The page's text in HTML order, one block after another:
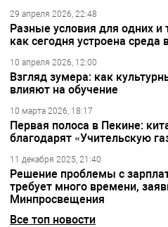
29 апреля 2026, 22:48
Разные условия для одних и
как сегодня устроена среда
10 апреля 2026, 12:00
Взгляд зумера: как
влияют на обучение
10 марта 2026, 18:17
Первая полоса в Пекине:
благодарят «Учительскую
11 декабря 2025, 21:40
Решение проблемы с
требует много времени,
Минпросвещения
Все топ новости